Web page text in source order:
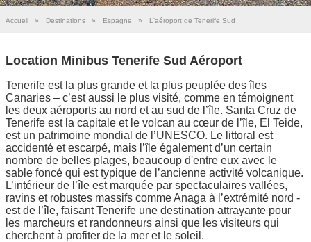
Accueil » Destinations » Espagne » L'aéroport de Tenerife Sud
Location Minibus Tenerife Sud Aéroport
Tenerife est la plus grande et la plus peuplée des îles
Canaries – c’est aussi le plus visité, comme en témoignent
les deux aéroports au nord et au sud de l’île. Santa Cruz de
Tenerife est la capitale et le volcan au cœur de l’île, El Teide,
est un patrimoine mondial de l’UNESCO. Le littoral est
accidenté et escarpé, mais l’île également d’un certain
nombre de belles plages, beaucoup d'entre eux avec le
sable foncé qui est typique de l’ancienne activité volcanique.
L’intérieur de l’île est marquée par spectaculaires vallées,
ravins et robustes massifs comme Anaga à l’extrémité nord -
est de l’île, faisant Tenerife une destination attrayante pour
les marcheurs et randonneurs ainsi que les visiteurs qui
cherchent à profiter de la mer et le soleil.